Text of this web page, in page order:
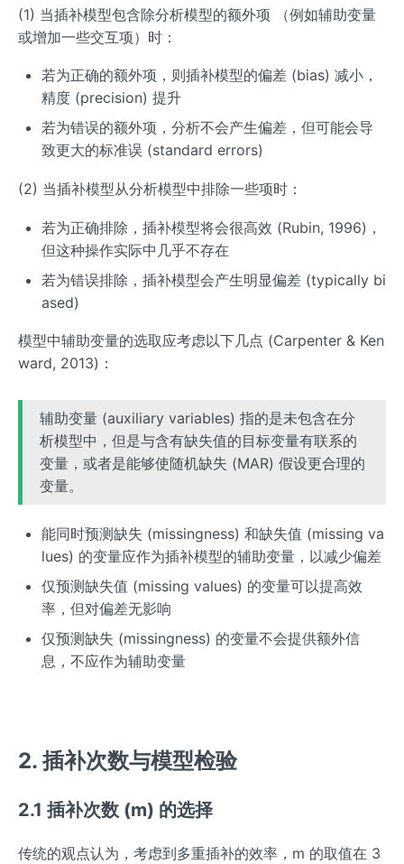
(1) 当插补模型包含除分析模型的额外项 （例如辅助变量
或增加一些交互项）时：
若为正确的额外项，则插补模型的偏差 (bias) 减小，
精度 (precision) 提升
若为错误的额外项，分析不会产生偏差，但可能会导
致更大的标准误 (standard errors)
(2) 当插补模型从分析模型中排除一些项时：
若为正确排除，插补模型将会很高效 (Rubin, 1996)，
但这种操作实际中几乎不存在
若为错误排除，插补模型会产生明显偏差 (typically bi
ased)
模型中辅助变量的选取应考虑以下几点 (Carpenter & Ken
ward, 2013)：
辅助变量 (auxiliary variables) 指的是未包含在分
析模型中，但是与含有缺失值的目标变量有联系的
变量，或者是能够使随机缺失 (MAR) 假设更合理的
变量。
能同时预测缺失 (missingness) 和缺失值 (missing va
lues) 的变量应作为插补模型的辅助变量，以减少偏差
仅预测缺失值 (missing values) 的变量可以提高效
率，但对偏差无影响
仅预测缺失 (missingness) 的变量不会提供额外信
息，不应作为辅助变量
2. 插补次数与模型检验
2.1 插补次数 (m) 的选择
传统的观点认为，考虑到多重插补的效率，m 的取值在 3